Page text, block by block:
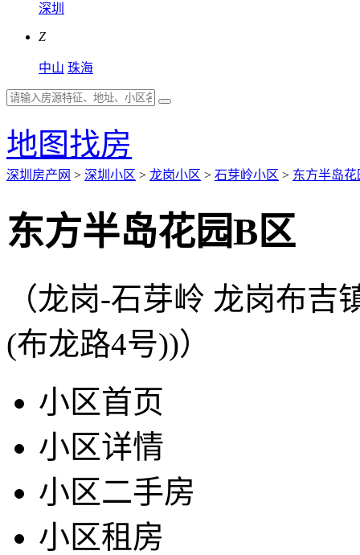
深圳
Z
中山 珠海
地图找房
深圳房产网 > 深圳小区 > 龙岗小区 > 石芽岭小区 > 东方半岛
东方半岛花园B区
（龙岗-石芽岭 龙岗布
(布龙路4号))）
小区首页
小区详情
小区二手房
小区租房